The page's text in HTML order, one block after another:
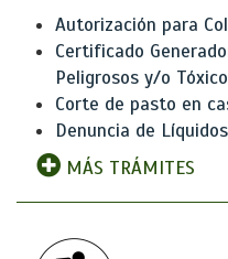
Autorización para
Certificado
Peligrosos y/o
Corte de pasto en
Denuncia de
MÁS TRÁMITES